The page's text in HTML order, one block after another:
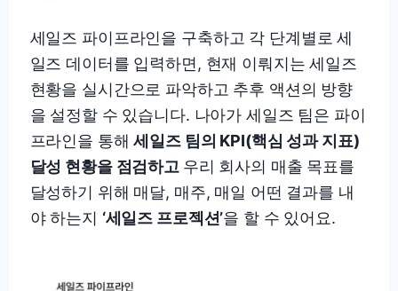
세일즈 파이프라인을 구축하고 각 단계별로 세
일즈 데이터를 입력하면, 현재 이뤄지는 세일즈
현황을 실시간으로 파악하고 추후 액션의 방향
을 설정할 수 있습니다. 나아가 세일즈 팀은 파이
프라인을 통해세일즈 팀의 KPI(핵심 성과 지표)
달성 현황을 점검하고 우리 회사의 매출 목표를
달성하기 위해 매달, 매주, 매일 어떤 결과를 내
야 하는지 ‘세일즈 프로젝션’을 할 수 있어요.